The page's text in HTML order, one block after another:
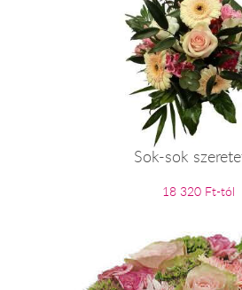
Sok-sok
18 320 Ft-tól